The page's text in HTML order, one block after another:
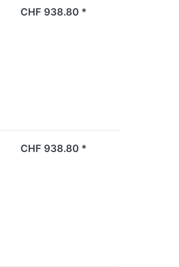
vor.
CHF 938.80 *
vor.
CHF 938.80 *